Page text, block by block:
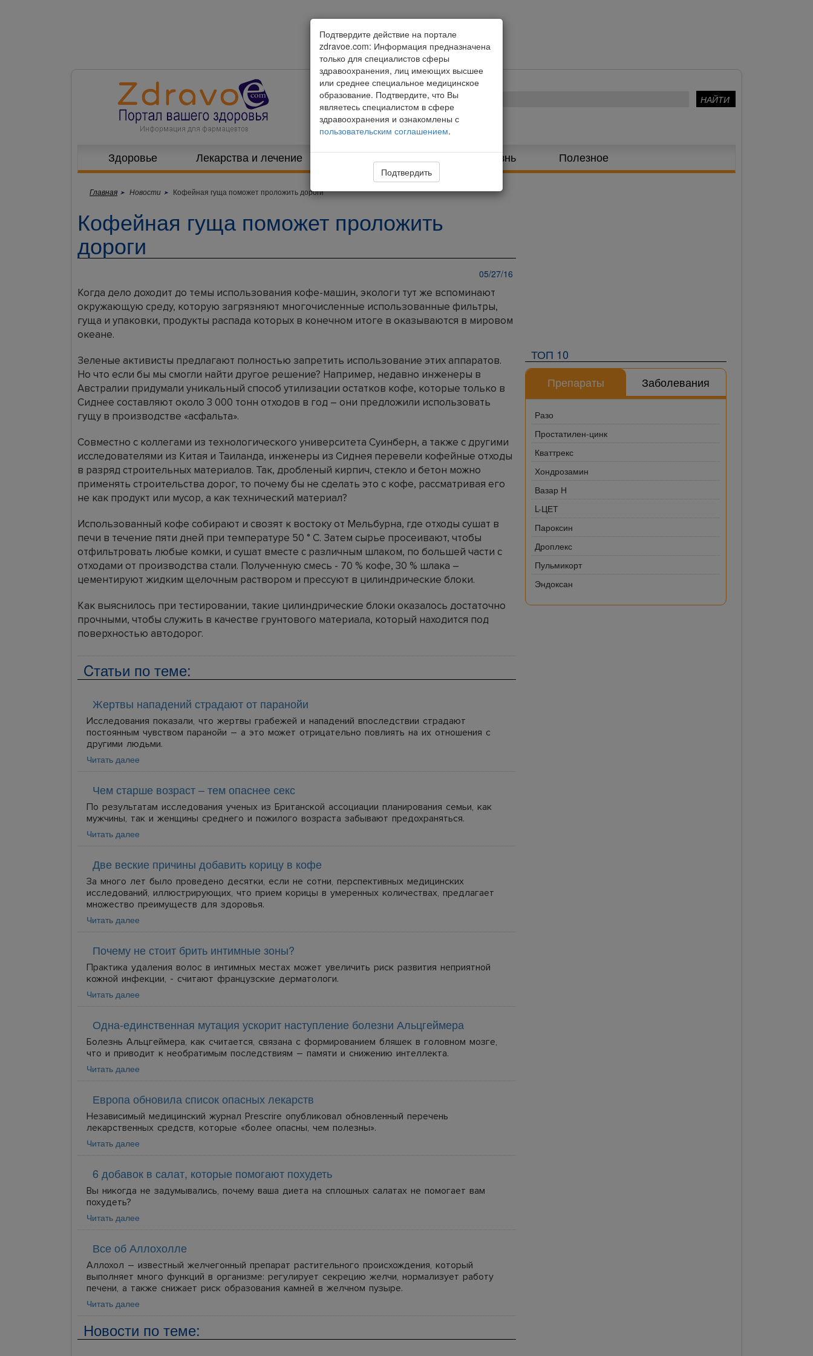
Здоровье Лекарства и лечение Питание и диета Здоровая жизнь Полезное
Главная Новости Кофейная гуща поможет проложить дороги
Кофейная гуща поможет проложить
дороги
05/27/16
Когда дело доходит до темы использования кофе-машин, экологи тут же вспоминают
окружающую среду, которую загрязняют многочисленные использованные фильтры,
гуща и упаковки, продукты распада которых в конечном итоге в оказываются в мировом
океане.
Зеленые активисты предлагают полностью запретить использование этих аппаратов.
Но что если бы мы смогли найти другое решение? Например, недавно инженеры в
Австралии придумали уникальный способ утилизации остатков кофе, которые только в
Сиднее составляют около 3 000 тонн отходов в год – они предложили использовать
гущу в производстве «асфальта».
Совместно с коллегами из технологического университета Суинберн, а также с другими
исследователями из Китая и Таиланда, инженеры из Сиднея перевели кофейные отходы
в разряд строительных материалов. Так, дробленый кирпич, стекло и бетон можно
применять строительства дорог, то почему бы не сделать это с кофе, рассматривая его
не как продукт или мусор, а как технический материал?
Использованный кофе собирают и свозят к востоку от Мельбурна, где отходы сушат в
печи в течение пяти дней при температуре 50 ° C. Затем сырье просеивают, чтобы
отфильтровать любые комки, и сушат вместе с различным шлаком, по большей части с
отходами от производства стали. Полученную смесь - 70 % кофе, 30 % шлака –
цементируют жидким щелочным раствором и прессуют в цилиндрические блоки.
Как выяснилось при тестировании, такие цилиндрические блоки оказалось достаточно
прочными, чтобы служить в качестве грунтового материала, который находится под
поверхностью автодорог.
Cтатьи по теме:
Жертвы нападений страдают от паранойи
Исследования показали, что жертвы грабежей и нападений впоследствии страдают
постоянным чувством паранойи – а это может отрицательно повлиять на их отношения с
другими людьми.
Читать далее
Чем старше возраст – тем опаснее секс
По результатам исследования ученых из Британской ассоциации планирования семьи, как
мужчины, так и женщины среднего и пожилого возраста забывают предохраняться.
Читать далее
Две веские причины добавить корицу в кофе
За много лет было проведено десятки, если не сотни, перспективных медицинских
исследований, иллюстрирующих, что прием корицы в умеренных количествах, предлагает
множество преимуществ для здоровья.
Читать далее
Почему не стоит брить интимные зоны?
Практика удаления волос в интимных местах может увеличить риск развития неприятной
кожной инфекции, - считают французские дерматологи.
Читать далее
Одна-единственная мутация ускорит наступление болезни Альцгеймера
Болезнь Альцгеймера, как считается, связана с формированием бляшек в головном мозге,
что и приводит к необратимым последствиям – памяти и снижению интеллекта.
Читать далее
Европа обновила список опасных лекарств
Независимый медицинский журнал Prescrire опубликовал обновленный перечень
лекарственных средств, которые «более опасны, чем полезны».
Читать далее
6 добавок в салат, которые помогают похудеть
Вы никогда не задумывались, почему ваша диета на сплошных салатах не помогает вам
похудеть?
Читать далее
Все об Аллохолле
Аллохол – известный желчегонный препарат растительного происхождения, который
выполняет много функций в организме: регулирует секрецию желчи, нормализует работу
печени, а также снижает риск образования камней в желчном пузыре.
Читать далее
Новости по теме:
ТОП 10
Препараты
Заболевания
Разо
Простатилен-цинк
Кваттрекс
Хондрозамин
Вазар Н
L-ЦЕТ
Пароксин
Дроплекс
Пульмикорт
Эндоксан
Подтвердите действие на портале
zdravoe.com: Информация предназначена
только для специалистов сферы
здравоохранения, лиц имеющих высшее
или среднее специальное медицинское
образование. Подтвердите, что Вы
являетесь специалистом в сфере
здравоохранения и ознакомлены с
пользовательским соглашением.
Подтвердить